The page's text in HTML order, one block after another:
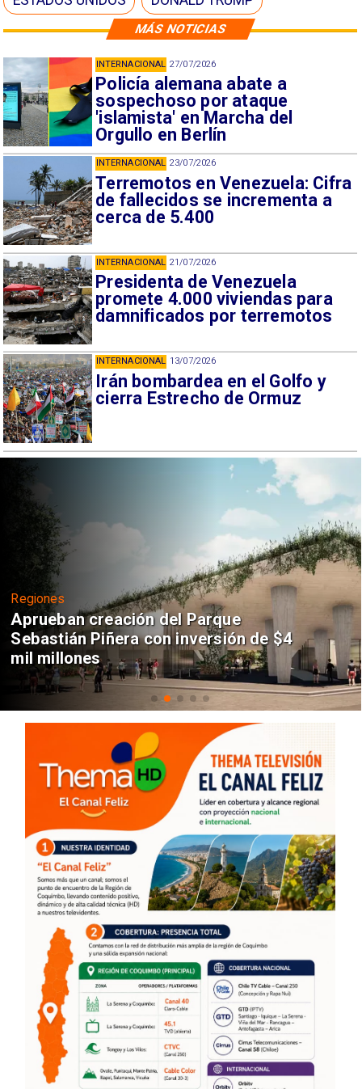
MÁS NOTICIAS
27/07/2026
Policía alemana abate a
sospechoso por ataque
'islamista' en Marcha del
Orgullo en Berlín
INTERNACIONAL
23/07/2026
Terremotos en Venezuela: Cifra
de fallecidos se incrementa a
cerca de 5.400
INTERNACIONAL
21/07/2026
Presidenta de Venezuela
promete 4.000 viviendas para
damnificados por terremotos
INTERNACIONAL
13/07/2026
Irán bombardea en el Golfo y
cierra Estrecho de Ormuz
INTERNACIONAL
Regiones
Aprueban creación del Parque
Sebastián Piñera con inversión de $4
mil millones